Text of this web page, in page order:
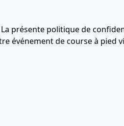
présente politique de
événement de course à pied